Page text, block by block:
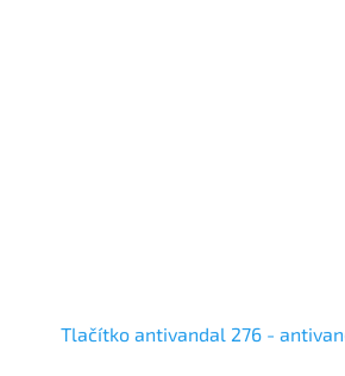
Tlačítko antivandal 276 -